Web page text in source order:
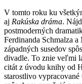
V tomto roku ku
aj Rakúska dráma.
postmoderných
Ferdinanda Schmalza
západných susedov
divadle. To znie veľmi
citát z úvodu knihy od
starostlivo